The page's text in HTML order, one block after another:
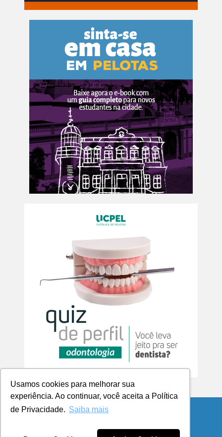
Usamos cookies para melhorar sua
experiência. Ao continuar, você aceita a Política
de Privacidade. Saiba mais